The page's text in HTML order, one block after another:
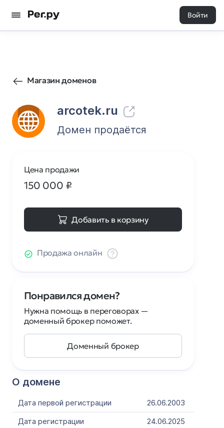
Войти
Магазин доменов
arcotek.ru
40 0
Домен продаётся
О домене
Дата первой регистрации
26.06.2003
Дата регистрации
24.06.2025
Цена продажи
150 000 ₽
Добавить в корзину
Продажа онлайн
Понравился домен?
Нужна помощь в переговорах —
доменный брокер поможет.
Доменный брокер